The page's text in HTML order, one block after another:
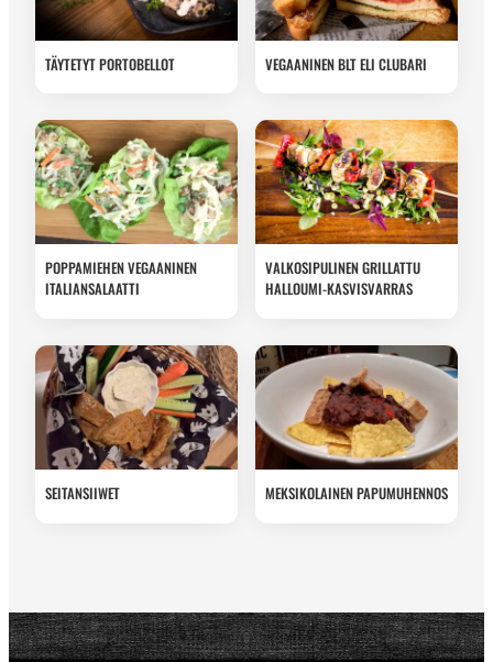
TÄYTETYT PORTOBELLOT VEGAANINEN BLT ELI CLUBARI
POPPAMIEHEN VEGAANINEN
ITALIANSALAATTI
VALKOSIPULINEN GRILLATTU
HALLOUMI-KASVISVARRAS
SEITANSIIWET MEKSIKOLAINEN PAPUMUHENNOS